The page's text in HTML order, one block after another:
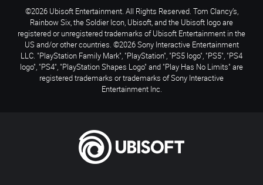
©2026 Ubisoft Entertainment. All Rights Reserved. Tom Clancy’s,
Rainbow Six, the Soldier Icon, Ubisoft, and the Ubisoft logo are
registered or unregistered trademarks of Ubisoft Entertainment in the
US and/or other countries. ©2026 Sony Interactive Entertainment
LLC. "PlayStation Family Mark", "PlayStation", "PS5 logo", "PS5", "PS4
logo", "PS4", "PlayStation Shapes Logo" and "Play Has No Limits" are
registered trademarks or trademarks of Sony Interactive
Entertainment Inc.